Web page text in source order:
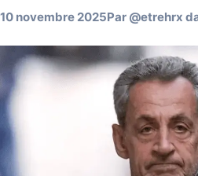
10 novembre 2025Par @etrehrx